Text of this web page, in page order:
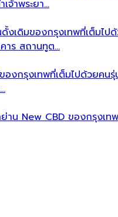
จ้าพระยา…
ดั้งเดิมของกรุงเทพที่เต็มไป
าร สถานทูต…
องกรุงเทพที่เต็มไปด้วยคน
ย่าน New CBD ของกรุงเท